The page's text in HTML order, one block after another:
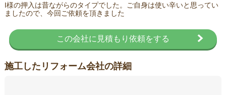
I様の押入は昔ながらのタイプでした。ご自身は使い辛いと思ってい
ましたので、今回ご依頼を頂きました
この会社に見積もり依頼をする
施工したリフォーム会社の詳細